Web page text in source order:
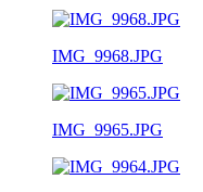
IMG_9968.JPG
IMG_9965.JPG